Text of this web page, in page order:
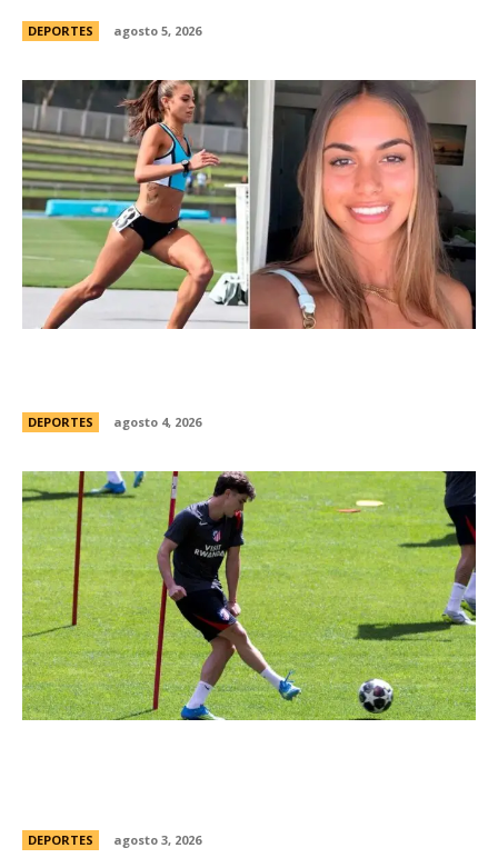
DEPORTES agosto 5, 2026
DEPORTES agosto 4, 2026
DEPORTES agosto 3, 2026